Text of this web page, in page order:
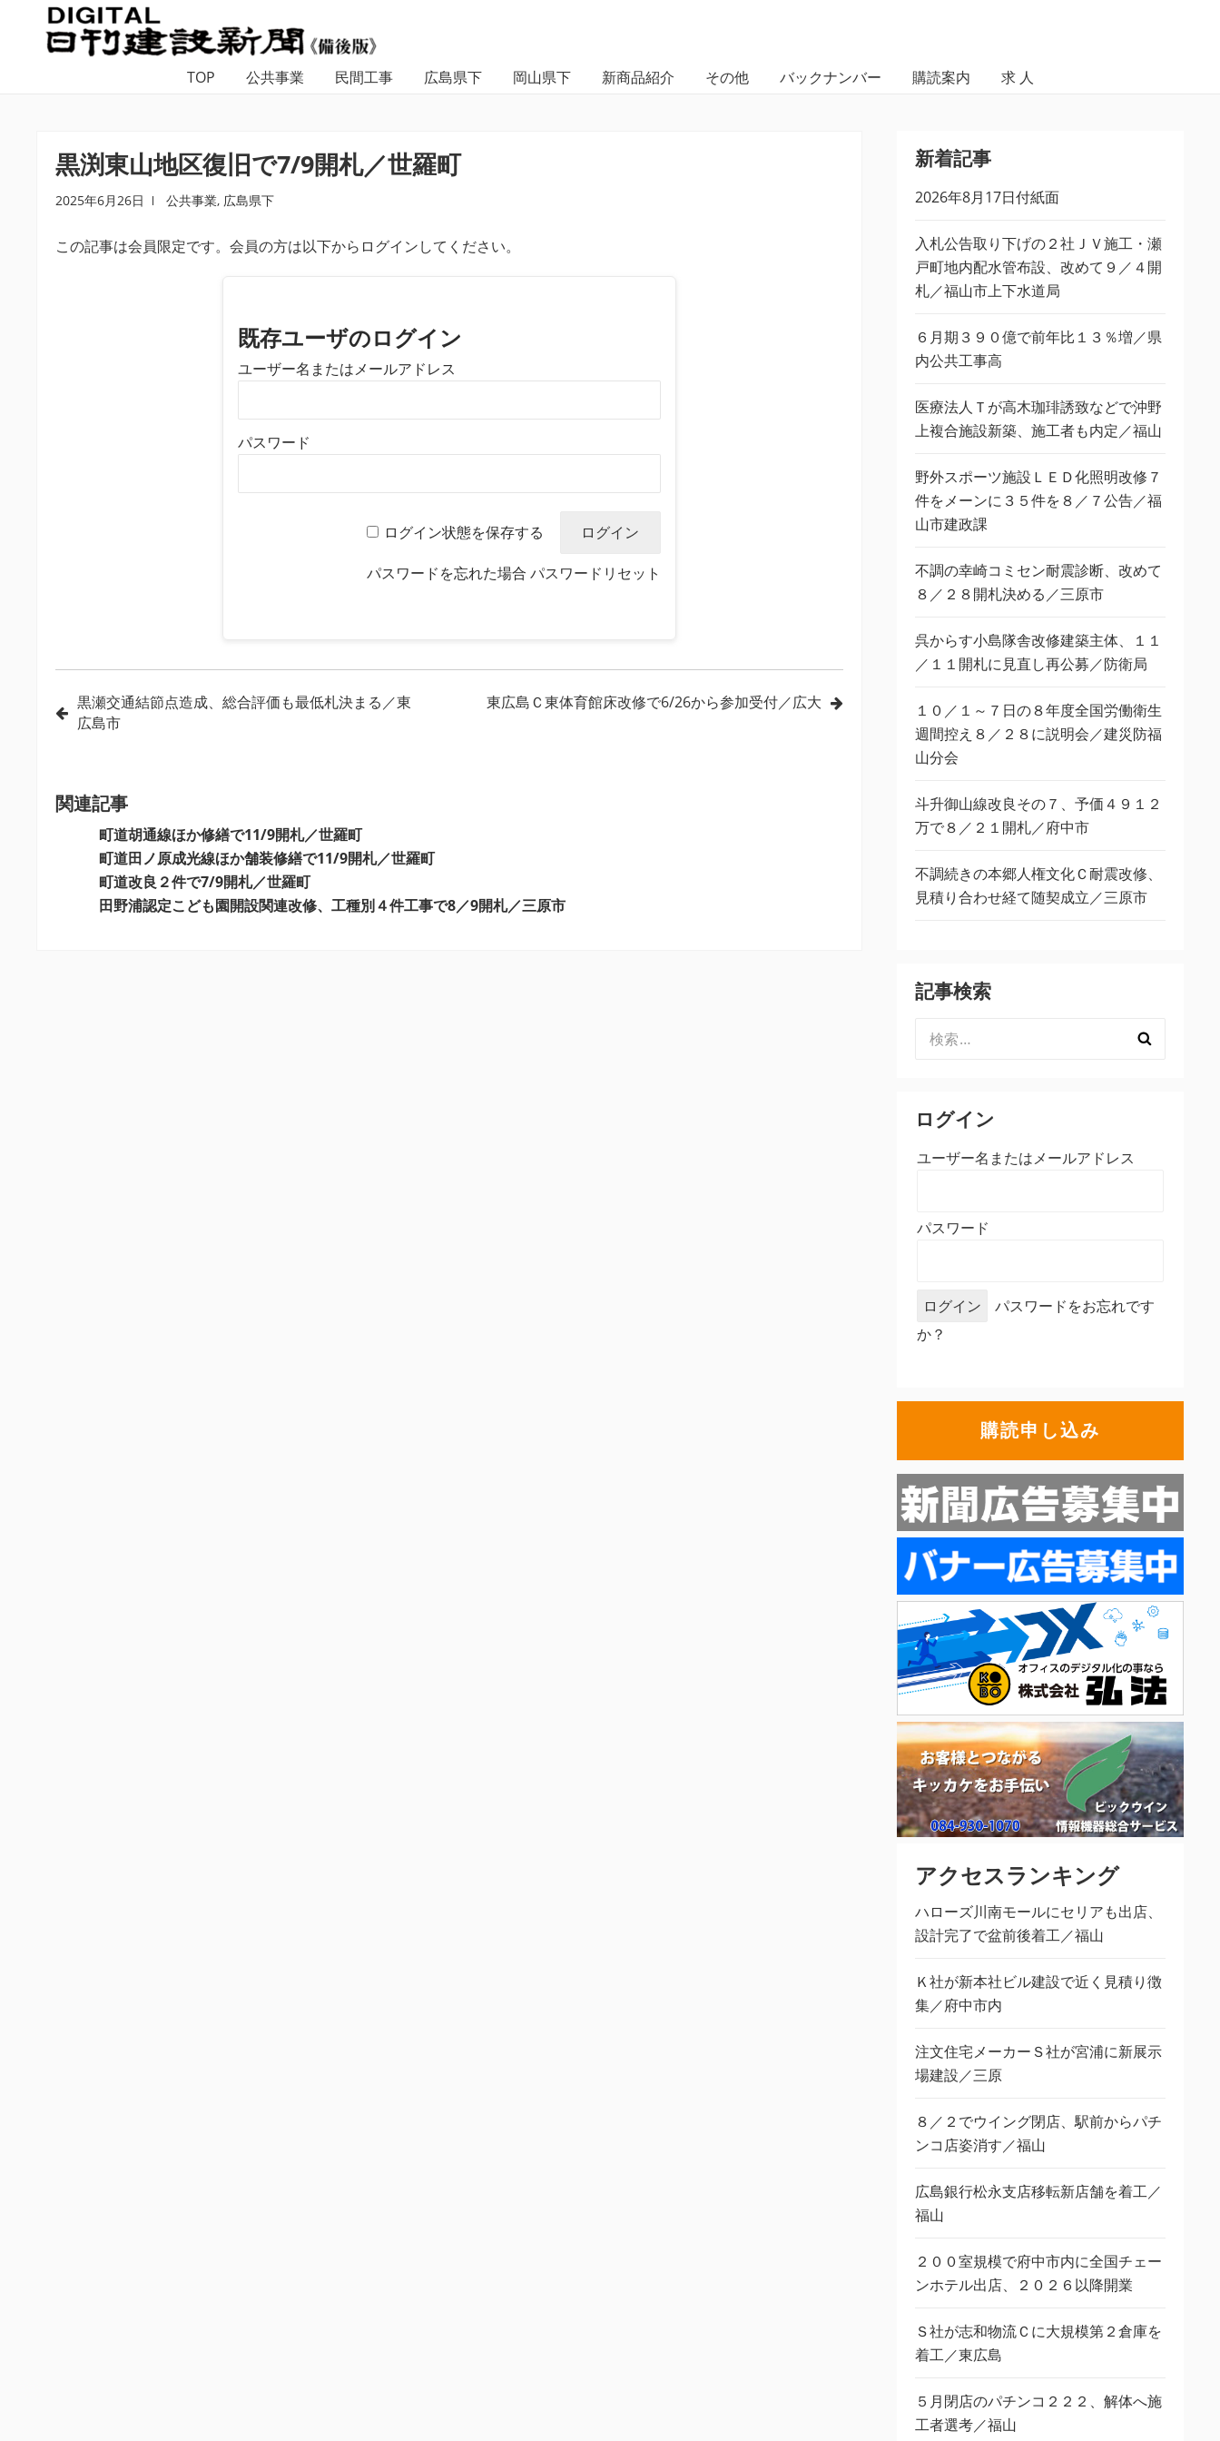
ナ
ビ
ゲ
コ
ン
テ
TOP 公共事業 民間工事 広島県下 岡山県下 新商品紹介 その他 バックナンバー 購読案内 求 人
黒渕東山地区復旧で7/9開札／世羅町
2025年6月26日 公共事業, 広島県下
この記事は会員限定です。会員の方は以下からログインしてください。
既存ユーザのログイン
ユーザー名またはメールアドレス
パスワード
ログイン状態を保存する
パスワードを忘れた場合パスワードリセット
投
ゲ
黒瀬交通結節点造成、総合評価も最低札決まる／東
広島市
東広島Ｃ東体育館床改修で6/26から参加受付／広大
関連記事
町道胡通線ほか修繕で11/9開札／世羅町
町道田ノ原成光線ほか舗装修繕で11/9開札／世羅町
町道改良２件で7/9開札／世羅町
田野浦認定こども園開設関連改修、工種別４件工事で8／9開札／三原市
新着記事
2026年8月17日付紙面
入札公告取り下げの２社ＪＶ施工・瀬
戸町地内配水管布設、改めて９／４開
札／福山市上下水道局
６月期３９０億で前年比１３％増／県
内公共工事高
医療法人Ｔが高木珈琲誘致などで沖野
上複合施設新築、施工者も内定／福山
野外スポーツ施設ＬＥＤ化照明改修７
件をメーンに３５件を８／７公告／福
山市建政課
不調の幸崎コミセン耐震診断、改めて
８／２８開札決める／三原市
呉からす小島隊舎改修建築主体、１１
／１１開札に見直し再公募／防衛局
１０／１～７日の８年度全国労働衛生
週間控え８／２８に説明会／建災防福
山分会
斗升御山線改良その７、予価４９１２
万で８／２１開札／府中市
不調続きの本郷人権文化Ｃ耐震改修、
見積り合わせ経て随契成立／三原市
記事検索
索:
ログイン
ユーザー名またはメールアドレス
パスワード
パスワードをお忘れです
か？
購読申し込み
アクセスランキング
ハローズ川南モールにセリアも出店、
設計完了で盆前後着工／福山
Ｋ社が新本社ビル建設で近く見積り徴
集／府中市内
注文住宅メーカーＳ社が宮浦に新展示
場建設／三原
８／２でウイング閉店、駅前からパチ
ンコ店姿消す／福山
広島銀行松永支店移転新店舗を着工／
福山
２００室規模で府中市内に全国チェー
ンホテル出店、２０２６以降開業
Ｓ社が志和物流Ｃに大規模第２倉庫を
着工／東広島
５月閉店のパチンコ２２２、解体へ施
工者選考／福山